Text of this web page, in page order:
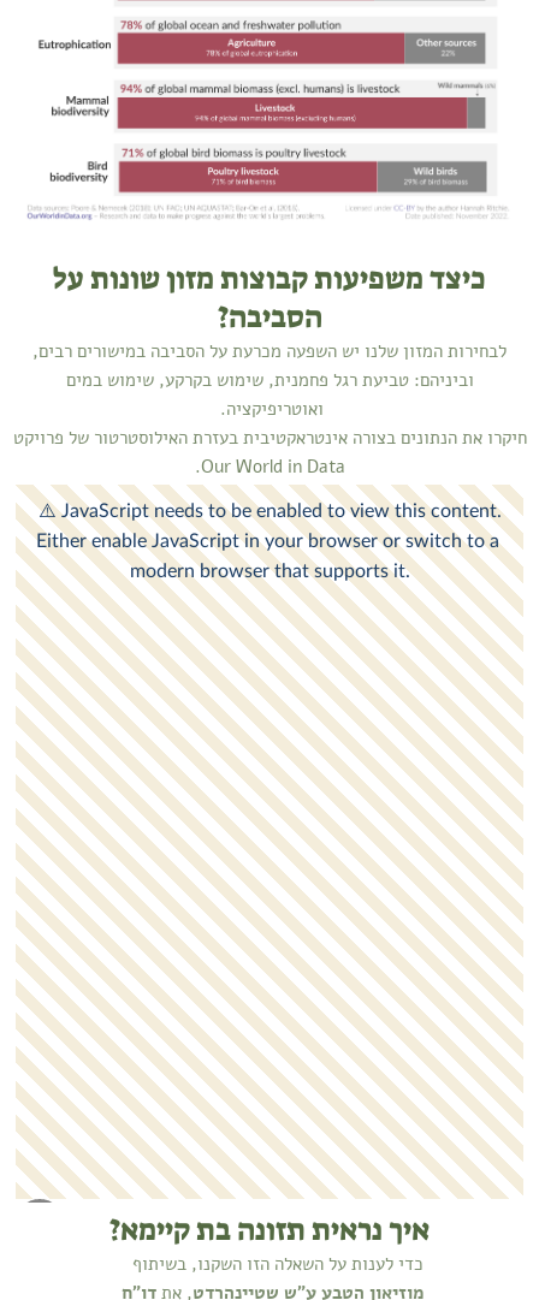
כיצד משפיעות קבוצות מזון שונות על
הסביבה?
לבחירות המזון שלנו יש השפעה מכרעת על הסביבה במישורים רבים,
וביניהם: טביעת רגל פחמנית, שימוש בקרקע, שימוש במים
ואוטריפיקציה.
חיקרו את הנתונים בצורה אינטראקטיבית בעזרת האילוסטרטור של פרויקט
Our World in Data
.
איך נראית תזונה בת קיימא?
כדי לענות על השאלה הזו השקנו, בשיתוף
מוזיאון הטבע ע"ש שטיינהרדט, את דו"ח